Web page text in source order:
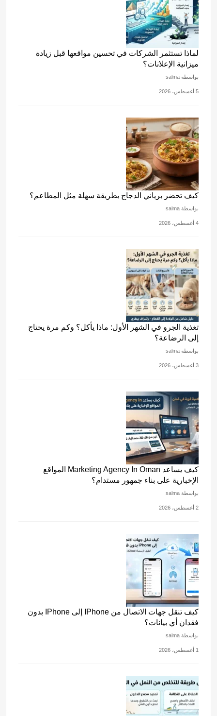
لماذا تستثمر الشركات في تحسين مواقعها قبل زيادة
ميزانية الإعلانات؟
بواسطة salma
5 أغسطس، 2026
كيف تحضر برياني الدجاج بطريقة سهلة مثل المطاعم؟
بواسطة salma
4 أغسطس، 2026
تغذية الجرو في الشهر الأول: ماذا يأكل؟ وكم مرة يحتاج
إلى الرضاعة؟
بواسطة salma
3 أغسطس، 2026
كيف يساعد Marketing Agency In Oman المواقع
الإخبارية على بناء جمهور مستدام؟
بواسطة salma
2 أغسطس، 2026
كيف تنقل جهات الاتصال من IPhone إلى IPhone بدون
فقدان أي بيانات؟
بواسطة salma
1 أغسطس، 2026